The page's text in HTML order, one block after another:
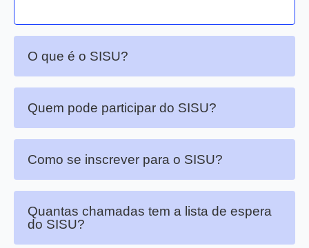
O que é o SISU?
Quem pode participar do SISU?
Como se inscrever para o SISU?
Quantas chamadas tem a lista de espera
do SISU?